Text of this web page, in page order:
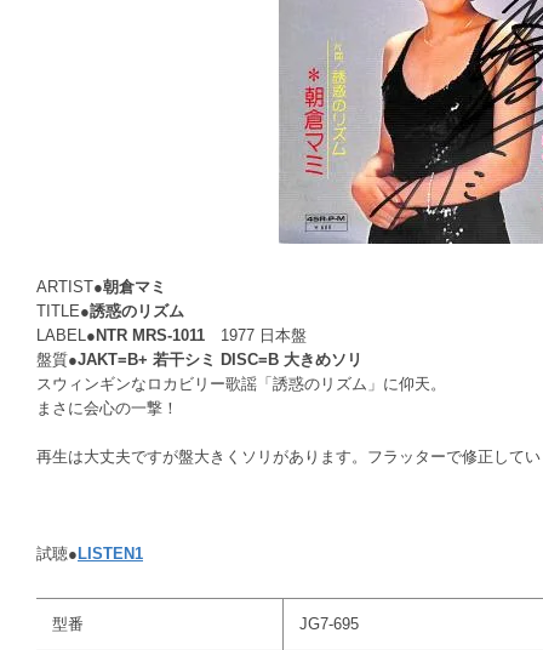
ARTIST●朝倉マミ
TITLE●誘惑のリズム
LABEL● NTR MRS-1011 1977 日本盤
盤質●JAKT=B+ 若干シミ DISC=B 大きめソリ
スウィンギンなロカビリー歌謡「誘惑のリズム」に仰天。
まさに会心の一撃！
再生は大丈夫ですが盤大きくソリがあります。フラッターで修正して
試聴● LISTEN1
型番 JG7-695